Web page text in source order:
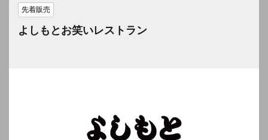
先着販売
よしもとお笑いレストラン